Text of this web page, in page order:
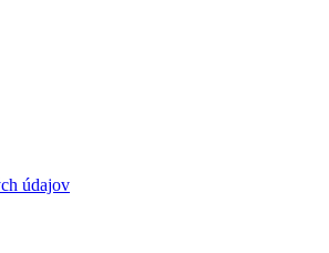
údajov